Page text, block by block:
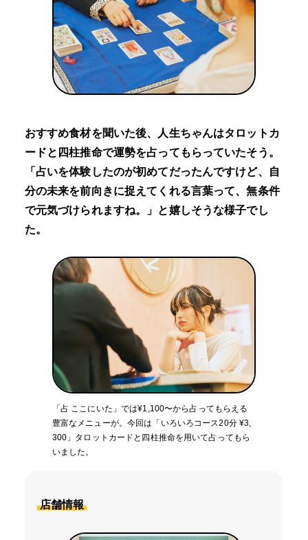
おすすめ食材を聞いた後、人生ちゃんはタロットカ
ードと四柱推命で運勢を占ってもらっていたそう。
「占いを体験したのが初めてだったんですけど、自
分の未来を前向きに捉えてくれる言葉って、無条件
で元気づけられますね。」と嬉しそうな様子でし
た。
「占 ここにいた」では¥1,100〜から占ってもらえる
豊富なメニューが。今回は「いろいろコース20分 ¥3,
300」タロットカードと四柱推命を用いて占ってもら
いました。
店舗情報